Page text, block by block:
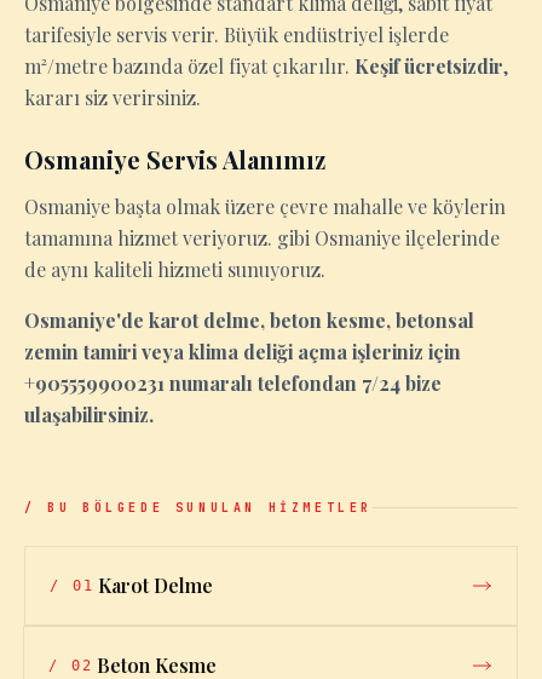
tarifesiyle servis verir. Büyük endüstriyel işlerde
m²/metre bazında özel fiyat çıkarılır. Keşif ücretsizdir,
kararı siz verirsiniz.
Osmaniye Servis Alanımız
Osmaniye başta olmak üzere çevre mahalle ve köylerin
tamamına hizmet veriyoruz. gibi Osmaniye ilçelerinde
de aynı kaliteli hizmeti sunuyoruz.
Osmaniye'de karot delme, beton kesme, betonsal
zemin tamiri veya klima deliği açma işleriniz için
+905559900231 numaralı telefondan 7/24 bize
ulaşabilirsiniz.
/ BU BÖLGEDE SUNULAN HİZMETLER
/ 01 Karot Delme
/ 02 Beton Kesme